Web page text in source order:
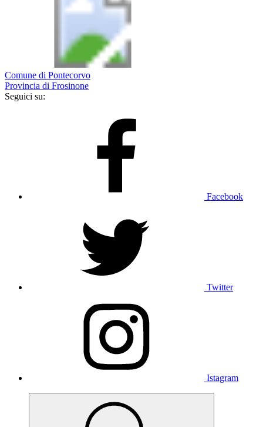
Comune di Pontecorvo
Provincia di Frosinone
Seguici su:
Facebook
Twitter
Istagram